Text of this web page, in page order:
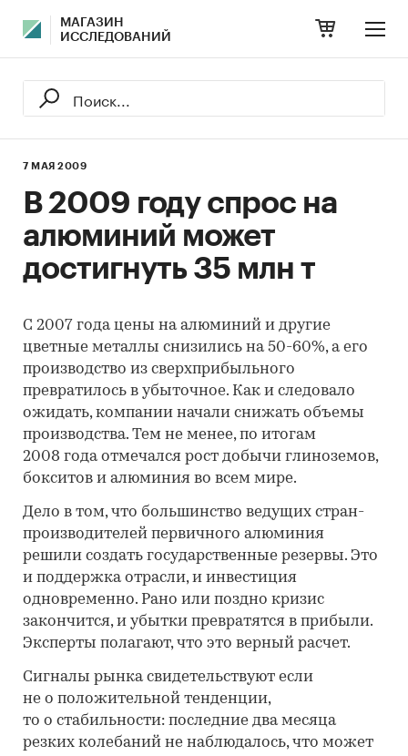
МАГАЗИН
ИССЛЕДОВАНИЙ
7 МАЯ 2009
В 2009 году спрос на
алюминий может
достигнуть 35 млн т
С 2007 года цены на алюминий и другие
цветные металлы снизились на 50-60%, а его
производство из сверхприбыльного
превратилось в убыточное. Как и следовало
ожидать, компании начали снижать объемы
производства. Тем не менее, по итогам
2008 года отмечался рост добычи глиноземов,
бокситов и алюминия во всем мире.
Дело в том, что большинство ведущих стран-
производителей первичного алюминия
решили создать государственные резервы. Это
и поддержка отрасли, и инвестиция
одновременно. Рано или поздно кризис
закончится, и убытки превратятся в прибыли.
Эксперты полагают, что это верный расчет.
Сигналы рынка свидетельствуют если
не о положительной тенденции,
то о стабильности: последние два месяца
резких колебаний не наблюдалось, что может